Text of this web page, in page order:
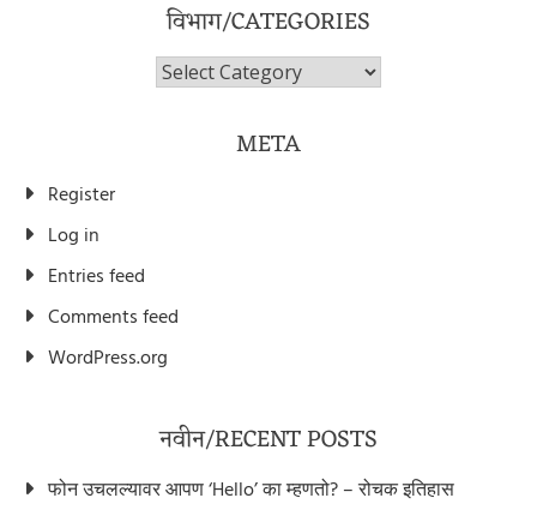
विभाग/CATEGORIES
विभाग/Categories
META
Register
Log in
Entries feed
Comments feed
WordPress.org
नवीन/RECENT POSTS
फोन उचलल्यावर आपण ‘Hello’ का म्हणतो? – रोचक इतिहास